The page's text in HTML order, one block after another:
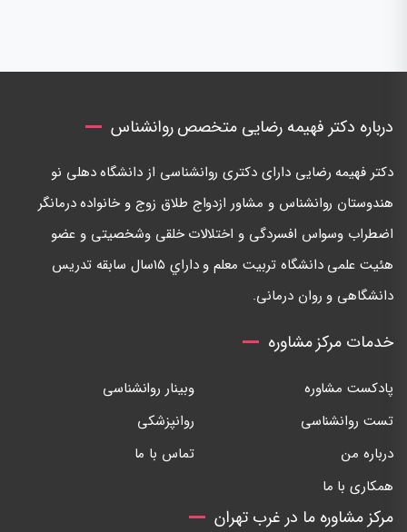
درباره دکتر فهیمه رضایی متخصص روانشناس
دكتر فهيمه رضايی دارای دكتری روانشناسی از دانشگاه دهلی نو
هندوستان روانشناس و مشاور ازدواج طلاق زوج و خانواده درمانگر
اضطراب وسواس افسردگی و اختلالات خلقی وشخصيتی و عضو
هئيت علمی دانشگاه تربيت معلم و داراي ١٥سال سابقه تدريس
دانشگاهی و روان درمانی.
خدمات مرکز مشاوره
پادکست مشاوره
وبینار روانشناسی
تست روانشناسی
روانپزشکی
درباره من
تماس با ما
همکاری با ما
مرکز مشاوره ما در غرب تهران